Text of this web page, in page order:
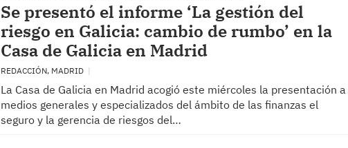
Se presentó el informe ‘La gestión del
riesgo en Galicia: cambio de rumbo’ en la
Casa de Galicia en Madrid
REDACCIÓN, MADRID
La Casa de Galicia en Madrid acogió este miércoles la presentación a
medios generales y especializados del ámbito de las finanzas el
seguro y la gerencia de riesgos del…